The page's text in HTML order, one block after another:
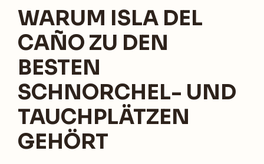
WARUM ISLA DEL
CAÑO ZU DEN
BESTEN
SCHNORCHEL- UND
TAUCHPLÄTZEN
GEHÖRT